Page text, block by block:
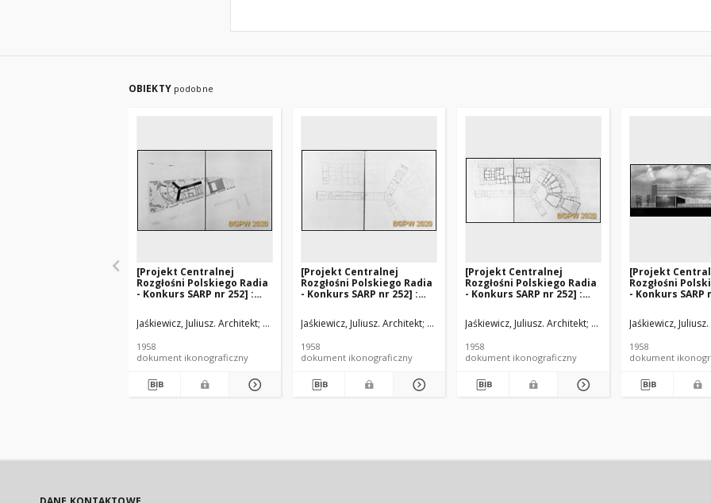
OBIEKTY podobne
[Projekt Centralnej
Rozgłośni Polskiego Radia
- Konkurs SARP nr 252] :
stopnia]. [Zdj. 6],
[Sytuacja]
Jaśkiewicz, Juliusz. Architekt Kunińska, Izabela. Architekt Ostrowska-Podwysocka, Maria Dagna (1928-2011). Architekt
1958
dokument ikonograficzny
[Projekt Centralnej
Rozgłośni Polskiego Radia
- Konkurs SARP nr 252] :
stopnia]. [Zdj. 4], [Plan 1
piętra]
Jaśkiewicz, Juliusz. Architekt Kunińska, Izabela. Architekt Ostrowska-Podwysocka, Maria
1958
dokument ikonograficzny
[Projekt Centralnej
Rozgłośni Polskiego Radia
- Konkurs SARP nr 252] :
stopnia]. [Zdj. 5], [Plan
parteru]
Jaśkiewicz, Juliusz. Architekt Kunińska, Izabela.
1958
dokument ikonograficzny
[Projekt
Rozgłośni
- Konkurs SARP
stopnia]. [Zdj.
południowa]
Jaśkiewicz,
1958
dokument